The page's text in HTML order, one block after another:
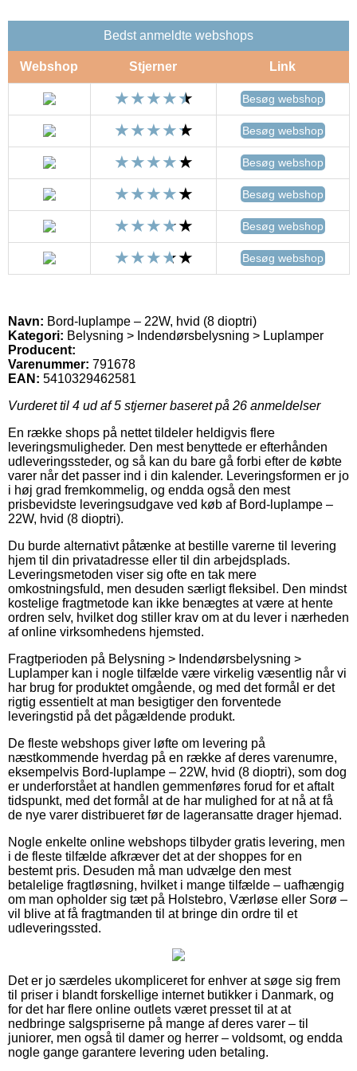
Bedst anmeldte webshops
Webshop Stjerner Link
Besøg webshop
Besøg webshop
Besøg webshop
Besøg webshop
Besøg webshop
Besøg webshop
Navn: Bord-luplampe – 22W, hvid (8 dioptri)
Kategori: Belysning > Indendørsbelysning > Luplamper
Producent:
Varenummer: 791678
EAN: 5410329462581
Vurderet til 4 ud af 5 stjerner baseret på 26 anmeldelser
En række shops på nettet tildeler heldigvis flere
leveringsmuligheder. Den mest benyttede er efterhånden
udleveringssteder, og så kan du bare gå forbi efter de købte
varer når det passer ind i din kalender. Leveringsformen er jo
i høj grad fremkommelig, og endda også den mest
prisbevidste leveringsudgave ved køb af Bord-luplampe –
22W, hvid (8 dioptri).
Du burde alternativt påtænke at bestille varerne til levering
hjem til din privatadresse eller til din arbejdsplads.
Leveringsmetoden viser sig ofte en tak mere
omkostningsfuld, men desuden særligt fleksibel. Den mindst
kostelige fragtmetode kan ikke benægtes at være at hente
ordren selv, hvilket dog stiller krav om at du lever i nærheden
af online virksomhedens hjemsted.
Fragtperioden på Belysning > Indendørsbelysning >
Luplamper kan i nogle tilfælde være virkelig væsentlig når vi
har brug for produktet omgående, og med det formål er det
rigtig essentielt at man besigtiger den forventede
leveringstid på det pågældende produkt.
De fleste webshops giver løfte om levering på
næstkommende hverdag på en række af deres varenumre,
eksempelvis Bord-luplampe – 22W, hvid (8 dioptri), som dog
er underforstået at handlen gemmenføres forud for et aftalt
tidspunkt, med det formål at de har mulighed for at nå at få
de nye varer distribueret før de lageransatte drager hjemad.
Nogle enkelte online webshops tilbyder gratis levering, men
i de fleste tilfælde afkræver det at der shoppes for en
bestemt pris. Desuden må man udvælge den mest
betalelige fragtløsning, hvilket i mange tilfælde – uafhængig
om man opholder sig tæt på Holstebro, Værløse eller Sorø –
vil blive at få fragtmanden til at bringe din ordre til et
udleveringssted.
Det er jo særdeles ukompliceret for enhver at søge sig frem
til priser i blandt forskellige internet butikker i Danmark, og
for det har flere online outlets været presset til at at
nedbringe salgspriserne på mange af deres varer – til
juniorer, men også til damer og herrer – voldsomt, og endda
nogle gange garantere levering uden betaling.